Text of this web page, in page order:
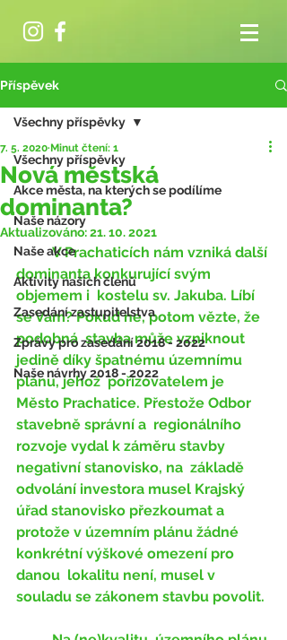
Příspěvek
Všechny příspěvky
Akce města, na kterých se podílíme
Naše názory
Naše akce
Aktivity našich členů
Zasedání zastupitelstva
Zprávy pro zasedání 2018 - 2022
Naše návrhy 2018 - 2022
Všechny příspěvky
Nová městská
dominanta?
7. 5. 2020 Minut čtení: 1
Aktualizováno:21. 10. 2021
	V Prachaticích nám vzniká další
dominanta konkurující svým
objemem i  kostelu sv. Jakuba. Líbí
se Vám? Pokud ne, potom vězte, že
podobná  stavba může vzniknout
jedině díky špatnému územnímu
plánu, jehož  pořizovatelem je
Město Prachatice. Přestože Odbor
stavebně správní a  regionálního
rozvoje vydal k záměru stavby
negativní stanovisko, na  základě
odvolání investora musel Krajský
úřad stanovisko přezkoumat a
protože v územním plánu žádné
konkrétní výškové omezení pro
danou  lokalitu není, musel v
souladu se zákonem stavbu povolit.